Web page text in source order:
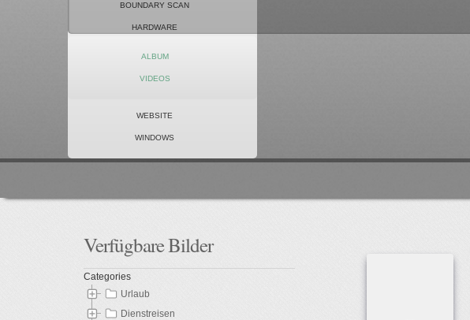
BOUNDARY SCAN
HARDWARE
WEBSITE
WINDOWS
ALBUM
VIDEOS
VerfügbareBilder
Categories
Urlaub
Dienstreisen